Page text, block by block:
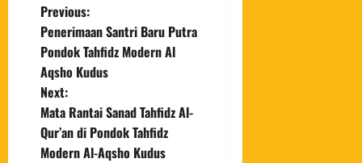
Previous:
Penerimaan Santri Baru Putra
Pondok Tahfidz Modern Al
Aqsho Kudus
Next:
Mata Rantai Sanad Tahfidz Al-
Qur’an di Pondok Tahfidz
Modern Al-Aqsho Kudus